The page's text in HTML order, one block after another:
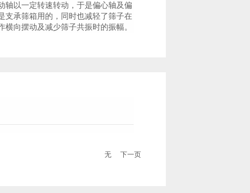
轴以一定转速转动，于是偏心轴及偏
支承筛箱用的，同时也减轻了筛子在
向摆动及减少筛子共振时的振幅。
无 下一页